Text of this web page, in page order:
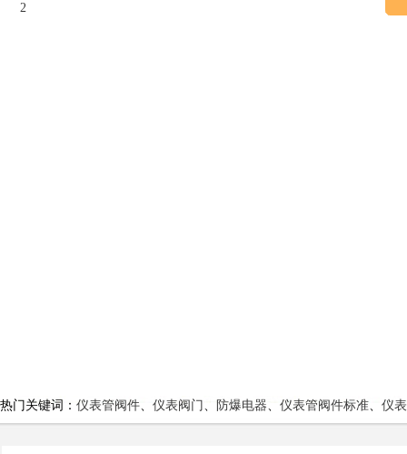
2
热门关键词： 仪表管阀件、 仪表阀门 、 防爆电器、 仪表管阀件标准、 仪